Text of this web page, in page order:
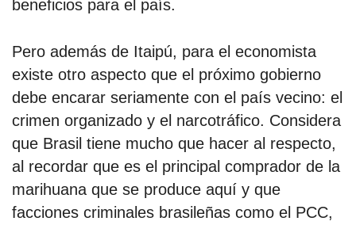
beneficios para el país.
Pero además de Itaipú, para el economista
existe otro aspecto que el próximo gobierno
debe encarar seriamente con el país vecino: el
crimen organizado y el narcotráfico. Considera
que Brasil tiene mucho que hacer al respecto,
al recordar que es el principal comprador de la
marihuana que se produce aquí y que
facciones criminales brasileñas como el PCC,